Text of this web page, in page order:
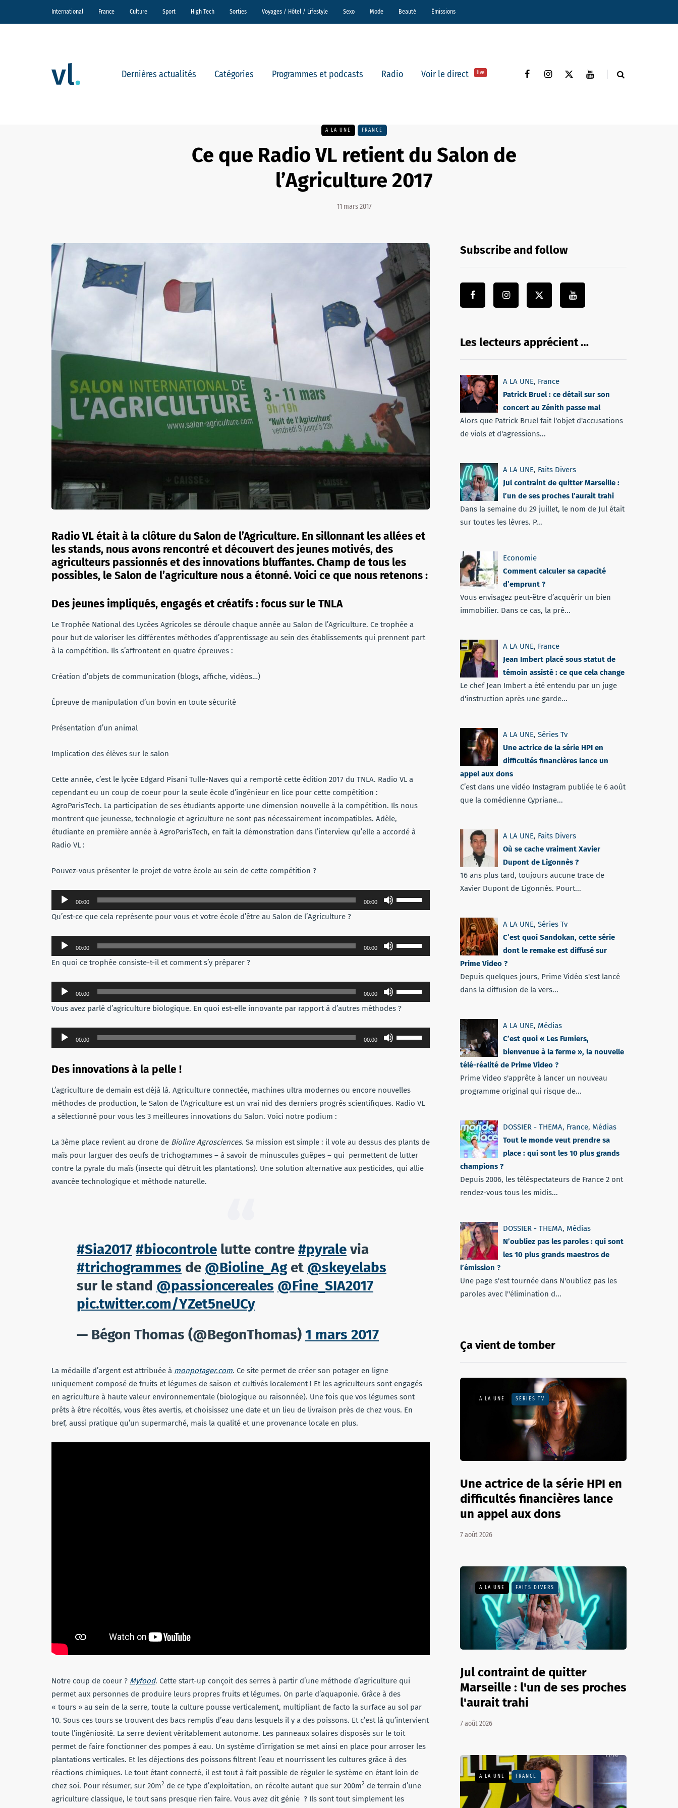
International France Culture Sport High Tech Sorties Voyages / Hôtel / Lifestyle Sexo Mode Beauté Émissions
Dernières actualités Catégories Programmes et podcasts Radio Voir le direct live
A LA UNE FRANCE
Ce que Radio VL retient du Salon de
l’Agriculture 2017
11 mars 2017
Radio VL était à la clôture du Salon de l’Agriculture. En sillonnant les allées et
les stands, nous avons rencontré et découvert des jeunes motivés, des
agriculteurs passionnés et des innovations bluffantes. Champ de tous les
possibles, le Salon de l’agriculture nous a étonné. Voici ce que nous retenons :
Des jeunes impliqués, engagés et créatifs : focus sur le TNLA
Le Trophée National des Lycées Agricoles se déroule chaque année au Salon de l’Agriculture. Ce trophée a
pour but de valoriser les différentes méthodes d’apprentissage au sein des établissements qui prennent part
à la compétition. Ils s’affrontent en quatre épreuves :
Création d’objets de communication (blogs, affiche, vidéos…)
Épreuve de manipulation d’un bovin en toute sécurité
Présentation d’un animal
Implication des élèves sur le salon
Cette année, c’est le lycée Edgard Pisani Tulle-Naves qui a remporté cette édition 2017 du TNLA. Radio VL a
cependant eu un coup de coeur pour la seule école d’ingénieur en lice pour cette compétition :
AgroParisTech. La participation de ses étudiants apporte une dimension nouvelle à la compétition. Ils nous
montrent que jeunesse, technologie et agriculture ne sont pas nécessairement incompatibles. Adèle,
étudiante en première année à AgroParisTech, en fait la démonstration dans l’interview qu’elle a accordé à
Radio VL :
Pouvez-vous présenter le projet de votre école au sein de cette compétition ?
Lecteur
audio
00:00 00:00
les
haut/bas
pour
le
volume.
Qu’est-ce que cela représente pour vous et votre école d’être au Salon de l’Agriculture ?
Lecteur
audio
00:00 00:00
les
haut/bas
pour
augmenter
le
En quoi ce trophée consiste-t-il et comment s’y préparer ?
Lecteur
audio
00:00 00:00
les
flèches
haut/bas
pour
le
volume.
Vous avez parlé d’agriculture biologique. En quoi est-elle innovante par rapport à d’autres méthodes ?
Lecteur
audio
00:00 00:00
les
pour
augmenter
volume.
Des innovations à la pelle !
L’agriculture de demain est déjà là. Agriculture connectée, machines ultra modernes ou encore nouvelles
méthodes de production, le Salon de l’Agriculture est un vrai nid des derniers progrès scientifiques. Radio VL
a sélectionné pour vous les 3 meilleures innovations du Salon. Voici notre podium :
La 3ème place revient au drone de Bioline Agrosciences. Sa mission est simple : il vole au dessus des plants de
maïs pour larguer des oeufs de trichogrammes – à savoir de minuscules guêpes – qui permettent de lutter
contre la pyrale du maïs (insecte qui détruit les plantations). Une solution alternative aux pesticides, qui allie
avancée technologique et méthode naturelle.
#Sia2017 #biocontrole lutte contre #pyrale via
#trichogrammes de @Bioline_Aget @skeyelabs
sur le stand @passioncereales @Fine_SIA2017
pic.twitter.com/YZet5neUCy
— Bégon Thomas (@BegonThomas) 1 mars 2017
La médaille d’argent est attribuée à monpotager.com. Ce site permet de créer son potager en ligne
uniquement composé de fruits et légumes de saison et cultivés localement ! Et les agriculteurs sont engagés
en agriculture à haute valeur environnementale (biologique ou raisonnée). Une fois que vos légumes sont
prêts à être récoltés, vous êtes avertis, et choisissez une date et un lieu de livraison près de chez vous. En
bref, aussi pratique qu’un supermarché, mais la qualité et une provenance locale en plus.
Notre coup de coeur ? Myfood. Cette start-up conçoit des serres à partir d’une méthode d’agriculture qui
permet aux personnes de produire leurs propres fruits et légumes. On parle d’aquaponie. Grâce à des
« tours » au sein de la serre, toute la culture pousse verticalement, multipliant de facto la surface au sol par
10. Sous ces tours se trouvent des bacs remplis d’eau dans lesquels il y a des poissons. Et c’est là qu’intervient
toute l’ingéniosité. La serre devient véritablement autonome. Les panneaux solaires disposés sur le toit
permet de faire fonctionner des pompes à eau. Un système d’irrigation se met ainsi en place pour arroser les
plantations verticales. Et les déjections des poissons filtrent l’eau et nourrissent les cultures grâce à des
réactions chimiques. Le tout étant connecté, il est tout à fait possible de réguler le système en étant loin de
chez soi. Pour résumer, sur 20m2 de ce type d’exploitation, on récolte autant que sur 200m2 de terrain d’une
agriculture classique, le tout sans presque rien faire. Vous avez dit génie ? Ils sont tout simplement les
Subscribe and follow
Les lecteurs apprécient …
A LA UNE, France
Patrick Bruel : ce détail sur son
concert au Zénith passe mal
Alors que Patrick Bruel fait l'objet d'accusations
de viols et d'agressions...
A LA UNE, Faits Divers
Jul contraint de quitter Marseille :
l’un de ses proches l’aurait trahi
Dans la semaine du 29 juillet, le nom de Jul était
sur toutes les lèvres. P...
Economie
Comment calculer sa capacité
d’emprunt ?
Vous envisagez peut-être d’acquérir un bien
immobilier. Dans ce cas, la pré...
A LA UNE, France
Jean Imbert placé sous statut de
témoin assisté : ce que cela change
Le chef Jean Imbert a été entendu par un juge
d'instruction après une garde...
A LA UNE, Séries Tv
Une actrice de la série HPI en
difficultés financières lance un
appel aux dons
C’est dans une vidéo Instagram publiée le 6 août
que la comédienne Cypriane...
A LA UNE, Faits Divers
Où se cache vraiment Xavier
Dupont de Ligonnès ?
16 ans plus tard, toujours aucune trace de
Xavier Dupont de Ligonnès. Pourt...
A LA UNE, Séries Tv
C’est quoi Sandokan, cette série
dont le remake est diffusé sur
Prime Video ?
Depuis quelques jours, Prime Vidéo s'est lancé
dans la diffusion de la vers...
A LA UNE, Médias
C’est quoi « Les Fumiers,
bienvenue à la ferme », la nouvelle
télé-réalité de Prime Video ?
Prime Video s'apprête à lancer un nouveau
programme original qui risque de...
DOSSIER - THEMA, France, Médias
Tout le monde veut prendre sa
place : qui sont les 10 plus grands
champions ?
Depuis 2006, les téléspectateurs de France 2 ont
rendez-vous tous les midis...
DOSSIER - THEMA, Médias
N’oubliez pas les paroles : qui sont
les 10 plus grands maestros de
l’émission ?
Une page s'est tournée dans N'oubliez pas les
paroles avec l''élimination d...
Ça vient de tomber
A LA UNE SÉRIES TV
Une actrice de la série HPI en
difficultés financières lance
un appel aux dons
7 août 2026
A LA UNE FAITS DIVERS
Jul contraint de quitter
Marseille : l'un de ses proches
l'aurait trahi
7 août 2026
A LA UNE FRANCE